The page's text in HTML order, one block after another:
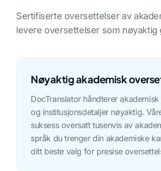
Sertifiserte oversettelser av
levere oversettelser som
Nøyaktig akademisk
DocTranslator håndterer
og institusjonsdetaljer nøyaktig.
suksess oversatt tusenvis av
språk du trenger din akademiske
ditt beste valg for presise